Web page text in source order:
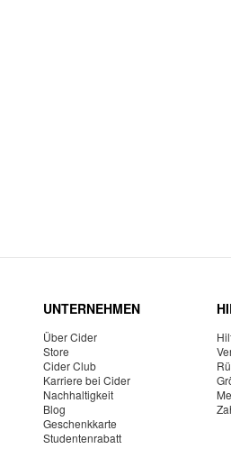
UNTERNEHMEN
Über Cider
Store
Cider Club
Karriere bei Cider
Nachhaltigkeit
Blog
Geschenkkarte
Studentenrabatt